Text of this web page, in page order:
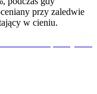
przy zaledwie
w cieniu.